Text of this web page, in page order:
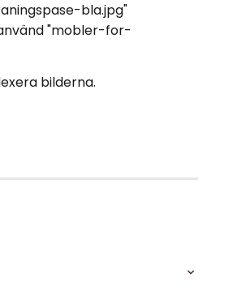
bla.jpg"
"mobler-for-
bilderna.